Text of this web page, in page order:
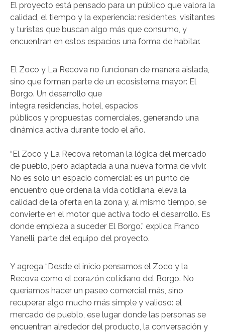
El proyecto está pensado para un público que valora la
calidad, el tiempo y la experiencia: residentes, visitantes
y turistas que buscan algo más que consumo, y
encuentran en estos espacios una forma de habitar.
El Zoco y La Recova no funcionan de manera aislada,
sino que forman parte de un ecosistema mayor: El
Borgo. Un desarrollo que
integra residencias, hotel, espacios
públicos y propuestas comerciales, generando una
dinámica activa durante todo el año.
“El Zoco y La Recova retoman la lógica del mercado
de pueblo, pero adaptada a una nueva forma de vivir.
No es solo un espacio comercial: es un punto de
encuentro que ordena la vida cotidiana, eleva la
calidad de la oferta en la zona y, al mismo tiempo, se
convierte en el motor que activa todo el desarrollo. Es
donde empieza a suceder El Borgo.” explica Franco
Yanelli, parte del equipo del proyecto.
Y agrega “Desde el inicio pensamos el Zoco y la
Recova como el corazón cotidiano del Borgo. No
queríamos hacer un paseo comercial más, sino
recuperar algo mucho más simple y valioso: el
mercado de pueblo, ese lugar donde las personas se
encuentran alrededor del producto, la conversación y